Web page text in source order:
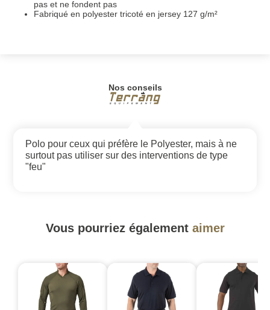
pas et ne fondent pas
Fabriqué en polyester tricoté en jersey 127 g/m²
Nos conseils
Polo pour ceux qui préfère le Polyester, mais à ne
surtout pas utiliser sur des interventions de type
"feu"
Vous pourriez également aimer